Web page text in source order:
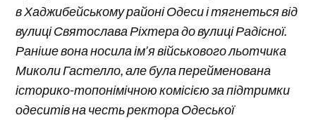
в Хаджибейському районі Одеси і тягнеться від
вулиці Святослава Ріхтера до вулиці Радісної.
Раніше вона носила ім’я військового льотчика
Миколи Гастелло, але була перейменована
історико-топонімічною комісією за підтримки
одеситів на честь ректора Одеської